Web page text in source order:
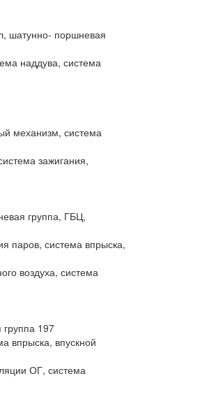
шатунно- поршневая
наддува, система
механизм, система
зажигания,
группа, ГБЦ,
паров, система впрыска,
воздуха, система
197
впрыска, впускной
ОГ, система